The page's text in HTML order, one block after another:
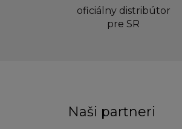
oficiálny distribútor
pre SR
Naši partneri